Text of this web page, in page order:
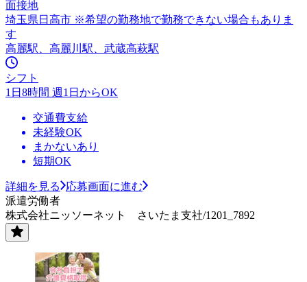
面接地
埼玉県日高市 ※希望の勤務地で勤務できない場合もありま
す
高麗駅、高麗川駅、武蔵高萩駅
シフト
1日8時間 週1日からOK
交通費支給
未経験OK
まかないあり
短期OK
詳細を見る
応募画面に進む
派遣労働者
株式会社ニッソーネット さいたま支社/1201_7892